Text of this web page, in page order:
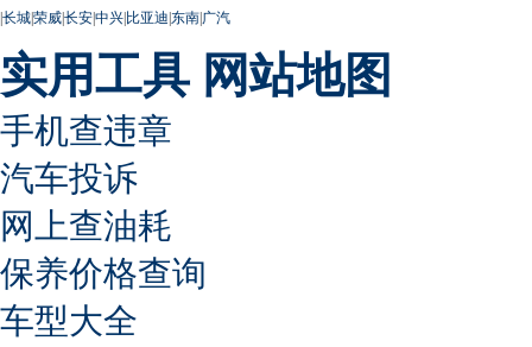
|长城|荣威|长安|中兴|比亚迪|东南|广汽
实用工具 网站地图
手机查违章
汽车投诉
网上查油耗
保养价格查询
车型大全